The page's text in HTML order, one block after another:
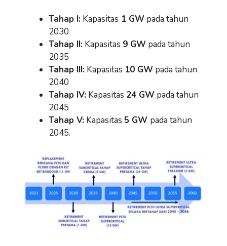
Tahap I: Kapasitas 1 GW pada tahun
2030
Tahap II: Kapasitas 9 GW pada tahun
2035
Tahap III: Kapasitas 10 GW pada tahun
2040
Tahap IV: Kapasitas 24 GW pada tahun
2045
Tahap V: Kapasitas 5 GW pada tahun
2045.